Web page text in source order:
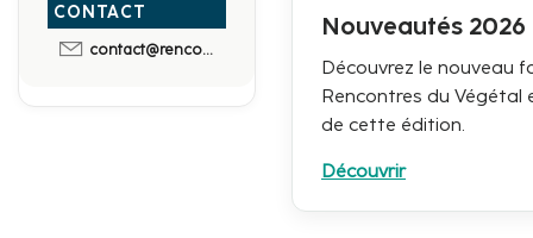
CONTACT
contact@rencontres-du-vegetal.fr
Nouveautés 2026
Découvrez le nouveau
Rencontres du Végétal
de cette édition.
Découvrir